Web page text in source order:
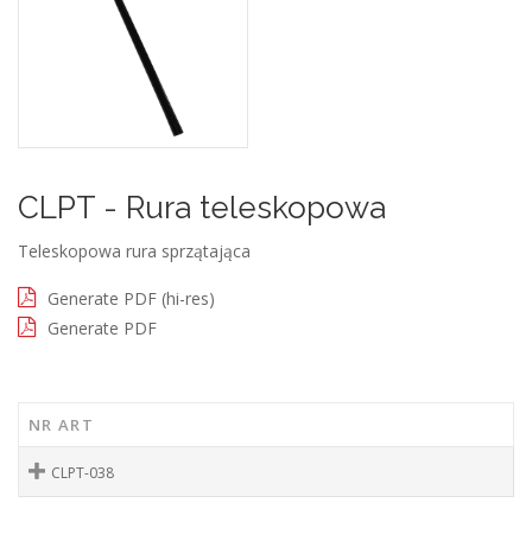
CLPT - Rura teleskopowa
Teleskopowa rura sprzątająca
Generate PDF (hi-res)
Generate PDF
NR ART
CLPT-038